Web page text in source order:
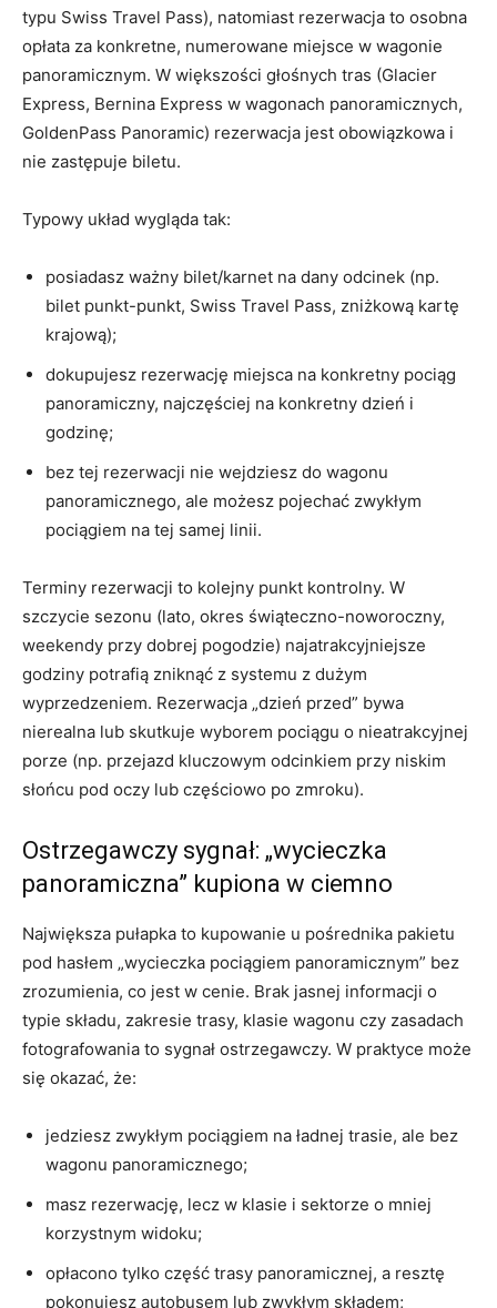
typu Swiss Travel Pass), natomiast rezerwacja to osobna
opłata za konkretne, numerowane miejsce w wagonie
panoramicznym. W większości głośnych tras (Glacier
Express, Bernina Express w wagonach panoramicznych,
GoldenPass Panoramic) rezerwacja jest obowiązkowa i
nie zastępuje biletu.
Typowy układ wygląda tak:
posiadasz ważny bilet/karnet na dany odcinek (np.
bilet punkt-punkt, Swiss Travel Pass, zniżkową kartę
krajową);
dokupujesz rezerwację miejsca na konkretny pociąg
panoramiczny, najczęściej na konkretny dzień i
godzinę;
bez tej rezerwacji nie wejdziesz do wagonu
panoramicznego, ale możesz pojechać zwykłym
pociągiem na tej samej linii.
Terminy rezerwacji to kolejny punkt kontrolny. W
szczycie sezonu (lato, okres świąteczno-noworoczny,
weekendy przy dobrej pogodzie) najatrakcyjniejsze
godziny potrafią zniknąć z systemu z dużym
wyprzedzeniem. Rezerwacja „dzień przed” bywa
nierealna lub skutkuje wyborem pociągu o nieatrakcyjnej
porze (np. przejazd kluczowym odcinkiem przy niskim
słońcu pod oczy lub częściowo po zmroku).
Ostrzegawczy sygnał: „wycieczka
panoramiczna” kupiona w ciemno
Największa pułapka to kupowanie u pośrednika pakietu
pod hasłem „wycieczka pociągiem panoramicznym” bez
zrozumienia, co jest w cenie. Brak jasnej informacji o
typie składu, zakresie trasy, klasie wagonu czy zasadach
fotografowania to sygnał ostrzegawczy. W praktyce może
się okazać, że:
jedziesz zwykłym pociągiem na ładnej trasie, ale bez
wagonu panoramicznego;
masz rezerwację, lecz w klasie i sektorze o mniej
korzystnym widoku;
opłacono tylko część trasy panoramicznej, a resztę
pokonujesz autobusem lub zwykłym składem;